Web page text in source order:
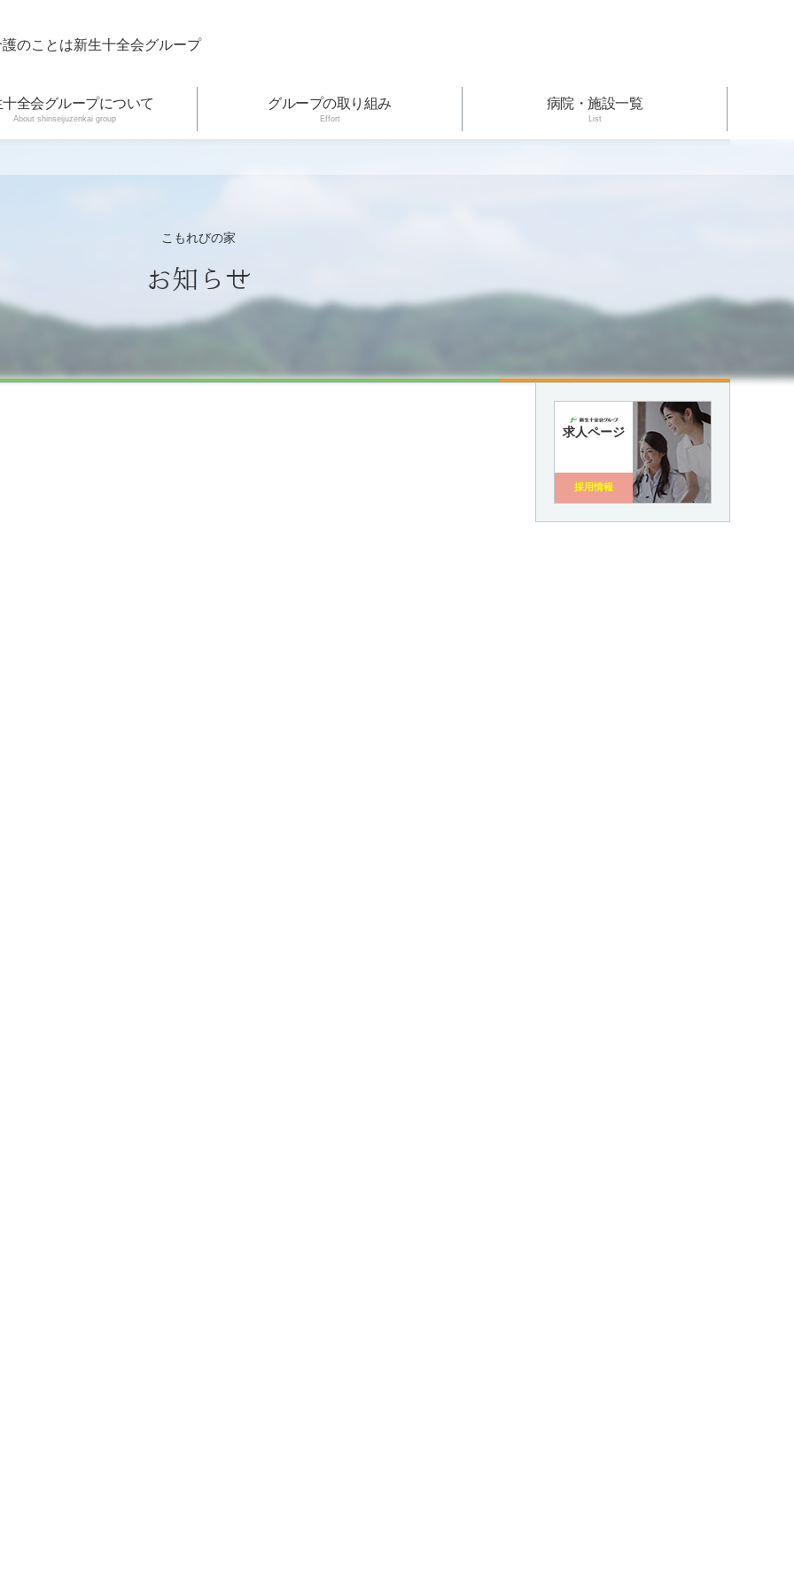
のことは新生十全会グループ
全会グループについて
About shinseijuzenkai group
グループの取り組み
Effort
病院・施設一覧
List
こもれびの家
お知らせ
求人ページ
採用情報